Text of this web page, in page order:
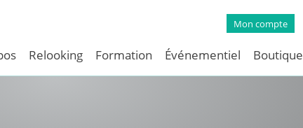
Mon compte
Relooking Formation Événementiel Boutique